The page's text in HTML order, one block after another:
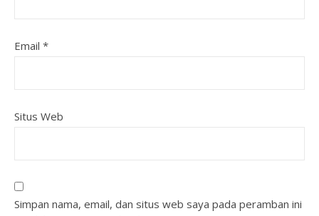
Email *
Situs Web
Simpan nama, email, dan situs web saya pada peramban ini